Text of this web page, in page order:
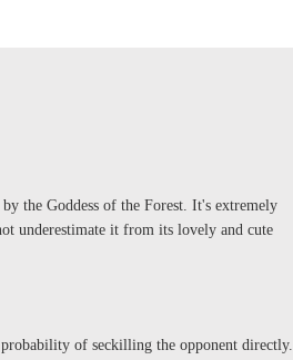
the Goddess of the Forest. It's extremely
underestimate it from its lovely and cute
of seckilling the opponent directly.